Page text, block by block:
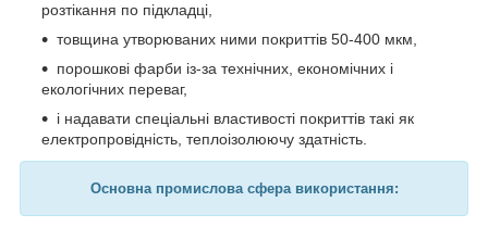
розтікання по підкладці,
товщина утворюваних ними покриттів 50-400 мкм,
порошкові фарби із-за технічних, економічних і
екологічних переваг,
і надавати спеціальні властивості покриттів такі як
електропровідність, теплоізолюючу здатність.
Основна промислова сфера використання: